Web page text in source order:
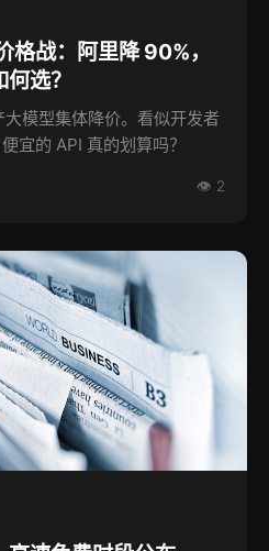
战：阿里降 90%，
选？
模型集体降价。看似开发者
宜的 API 真的划算吗？
👁 2